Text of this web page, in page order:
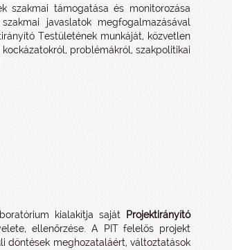
szakmai támogatása és monitorozása
javaslatok megfogalmazásával
Testületének munkáját, közvetlen
problémákról, szakpolitikai
kialakítja saját
Projektirányító
ellenőrzése. A PIT felelős projekt
döntések meghozataláért, változtatások